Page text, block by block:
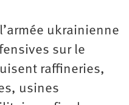
ukrainienne
sur le
raffineries,
usines